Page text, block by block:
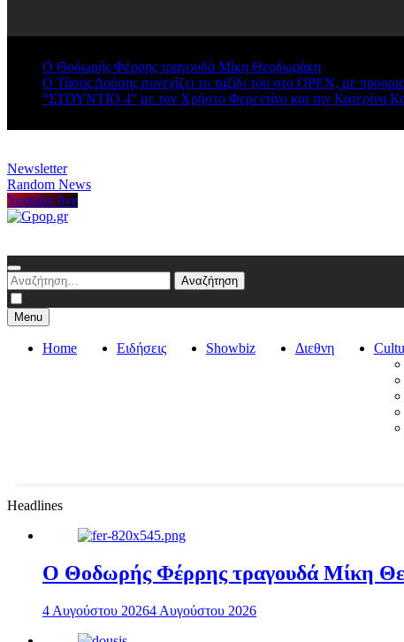
Ο Θοδωρής Φέρρης τραγουδά Μίκη Θεοδωράκη
Ο Τάσος Δούσης συνεχίζει το ταξίδι του στο OPEN, με
“ΣΤΟΥΝΤΙΟ 4” με τον Χρήστο Φερεντίνο και την Κατερίνα
Newsletter
Random News
Youtube live
Αναζήτηση
για:
Menu
Home Ειδήσεις Showbiz Διεθνη
Headlines
Ο Θοδωρής Φέρρης τραγουδά Μίκη
4 Αυγούστου 20264 Αυγούστου 2026